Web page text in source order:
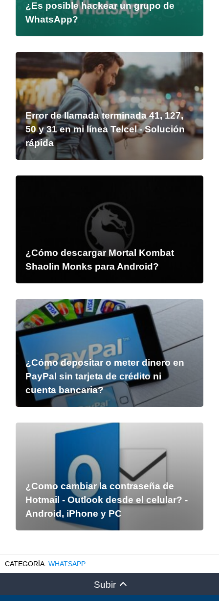
¿Es posible hackear un grupo de
WhatsApp?
Error de llamada terminada 41, 127,
50 y 31 en mi línea Telcel - Solución
rápida
¿Cómo descargar Mortal Kombat
Shaolin Monks para Android?
¿Cómo depositar o meter dinero en
PayPal sin tarjeta de crédito ni
cuenta bancaria?
¿Como cambiar la contraseña de
Hotmail - Outlook desde el celular? -
Android, iPhone y PC
WHATSAPP
Subir